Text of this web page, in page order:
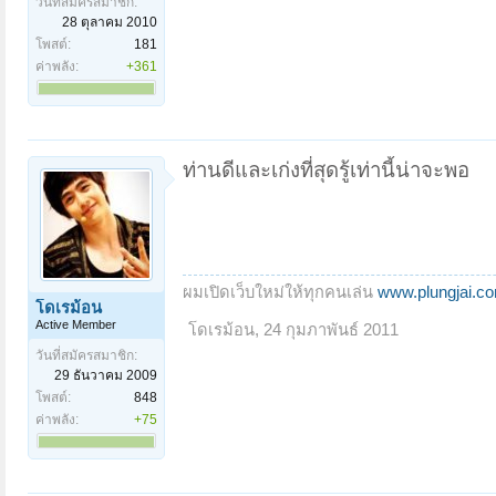
28 ตุลาคม 2010
โพสต์:
181
ค่าพลัง:
+361
โดเรม้อน
Active Member
วันที่สมัครสมาชิก:
29 ธันวาคม 2009
โพสต์:
848
ค่าพลัง:
+75
ท่านดีและเก่งที่สุดรู้เท่านี้น่าจะพอ
ผมเปิดเว็บใหม่ให้ทุกคนเล่น
โดเรม้อน, 24 กุมภาพันธ์ 2011